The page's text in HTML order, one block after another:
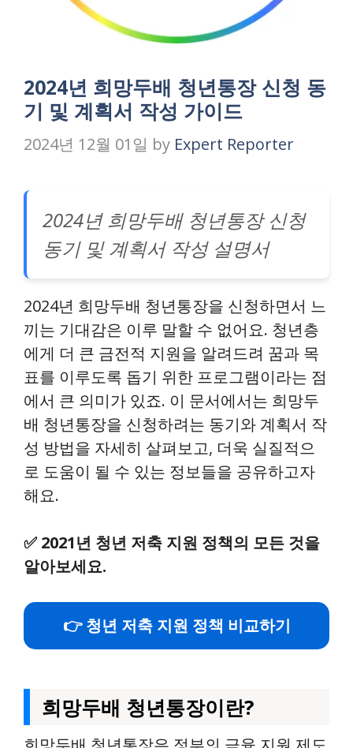
2024년 희망두배 청년통장 신청 동
기 및 계획서 작성 가이드
2024년 12월 01일 by Expert Reporter
2024년 희망두배 청년통장 신청
동기 및 계획서 작성 설명서
2024년 희망두배 청년통장을 신청하면서 느
끼는 기대감은 이루 말할 수 없어요. 청년층
에게 더 큰 금전적 지원을 알려드려 꿈과 목
표를 이루도록 돕기 위한 프로그램이라는 점
에서 큰 의미가 있죠. 이 문서에서는 희망두
배 청년통장을 신청하려는 동기와 계획서 작
성 방법을 자세히 살펴보고, 더욱 실질적으
로 도움이 될 수 있는 정보들을 공유하고자
해요.
✅ 2021년 청년 저축 지원 정책의 모든 것을
알아보세요.
👉 청년 저축 지원 정책 비교하기
희망두배 청년통장이란?